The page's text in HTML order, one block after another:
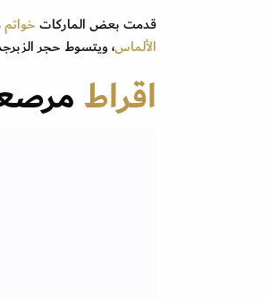
قدمت بعض الماركاتخواتم
الألماس، ويتسوط حجر
اقراط